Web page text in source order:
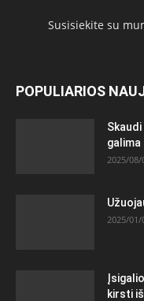
Susisiekite su
POPULIARIOS
2025/08/
2025/01/
kirsti